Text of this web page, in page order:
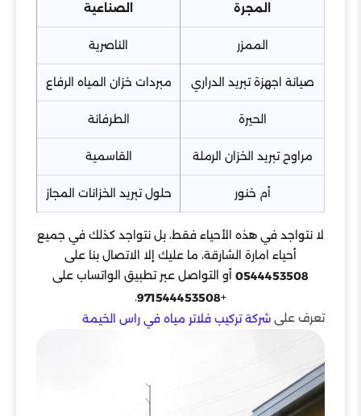
المجرة
الصناعية
الممزر الناصرية
صيانة اجهزة تبريد الدراري مبردات خزان المياه الرفاع
الحيرة الطرفانة
مراوح تبريد الخزان الرملة القاسمية
أم خنور حلول تبريد الخزانات المجاز
لا نتواجد في هذه الأحياء فقط، بل نتواجد كذلك في جميع
أحياء امارة الشارقة، ما عليك إلا الاتصال بنا على
0544453508 أو التواصل عبر تطبيق الواتساب على
+
971544453508
.
تعرف على شركة تركيب فلاتر مياه في راس الخيمة